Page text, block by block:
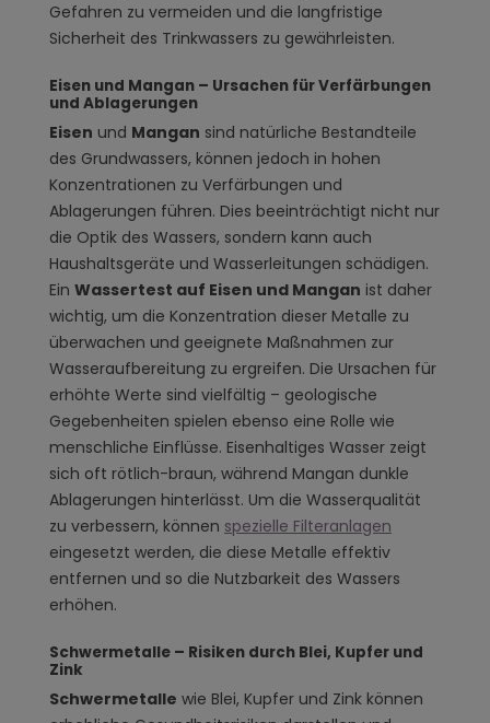
Gefahren zu vermeiden und die langfristige
Sicherheit des Trinkwassers zu gewährleisten.
Eisen und Mangan – Ursachen für Verfärbungen
und Ablagerungen
Eisen und Mangan sind natürliche Bestandteile
des Grundwassers, können jedoch in hohen
Konzentrationen zu Verfärbungen und
Ablagerungen führen. Dies beeinträchtigt nicht nur
die Optik des Wassers, sondern kann auch
Haushaltsgeräte und Wasserleitungen schädigen.
Ein Wassertest auf Eisen und Mangan ist daher
wichtig, um die Konzentration dieser Metalle zu
überwachen und geeignete Maßnahmen zur
Wasseraufbereitung zu ergreifen. Die Ursachen für
erhöhte Werte sind vielfältig – geologische
Gegebenheiten spielen ebenso eine Rolle wie
menschliche Einflüsse. Eisenhaltiges Wasser zeigt
sich oft rötlich-braun, während Mangan dunkle
Ablagerungen hinterlässt. Um die Wasserqualität
zu verbessern, können spezielle Filteranlagen
eingesetzt werden, die diese Metalle effektiv
entfernen und so die Nutzbarkeit des Wassers
erhöhen.
Schwermetalle – Risiken durch Blei, Kupfer und
Zink
Schwermetalle wie Blei, Kupfer und Zink können